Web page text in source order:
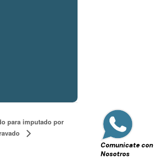
Comunicate con
Nosotros
para imputado por